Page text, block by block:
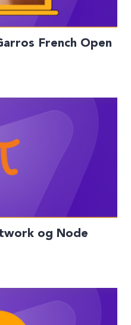
French Open
og Node